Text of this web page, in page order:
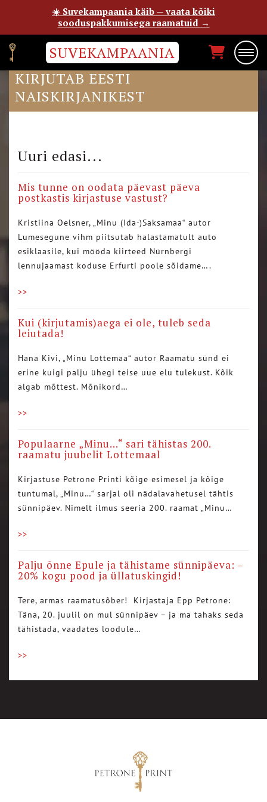
SUVEKAMPAANIA
POSTIMEHE SÕBRANNA
KIRJUTAB EESTI
NAISKIRJANIKEST
Uuri edasi...
Mis tunne on oodata päevast päeva
postkastis kirjastuse vastust?
Kristiina Oelsner, „Minu (Ida-)Saksamaa“ autor
Lumesegune vihm piitsutab halastamatult auto
esiklaasile, kui mööda kiirteed Nürnbergi
lennujaamast koduse Erfurti poole sõidame….
>>
Kui (kirjutamis)aega ei ole, tuleb seda
leiutada!
Hana Kivi, „Minu Lottemaa“ autor Raamatu sünd ei
erine kuigi palju ühegi teise uue elu tulekust. Kõik
algab mõttest. Mõnikord…
>>
Populaarne „Minu…“ sari tähistas 200.
raamatu juubelit Lottemaal
Kirjastuse Petrone Printi kõige esimesel ja kõige
tuntumal, „Minu…“ sarjal oli nädalavahetusel tähtis
sünnipäev. Nimelt ilmus seeria 200. raamat „Minu…
>>
Palju õnne Epule ja tähistame sünnipäeva: –
20% kogu pood ja üllatuskingid!
Tere, armas raamatusõber! Kirjastaja Epp Petrone:
Täna, 20. juulil on mul sünnipäev – ja ma tahaks seda
tähistada, vaadates loodule…
>>
☀️ Suvekampaania käib — vaata kõiki
sooduspakkumisega raamatuid →